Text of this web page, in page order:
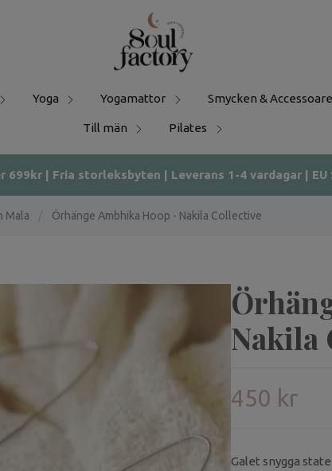
Yoga Yogamattor Smycken &
Till män Pilates
699kr | Fria storleksbyten | Leverans 1-4 vardagar | EU
Mala Örhänge Ambhika Hoop - Nakila Collective
Nakila
450 kr
Galet snygga